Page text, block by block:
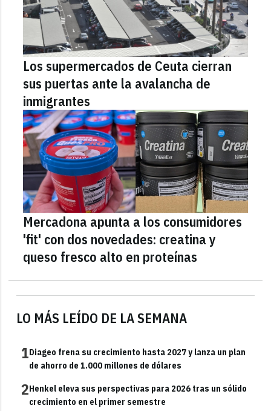
LO MÁS LEÍDO DE LA SEMANA
1Diageo frena su crecimiento hasta 2027 y lanza un plan
de ahorro de 1.000 millones de dólares
2Henkel eleva sus perspectivas para 2026 tras un sólido
crecimiento en el primer semestre
Los supermercados de Ceuta cierran
sus puertas ante la avalancha de
inmigrantes
Mercadona apunta a los consumidores
'fit' con dos novedades: creatina y
queso fresco alto en proteínas